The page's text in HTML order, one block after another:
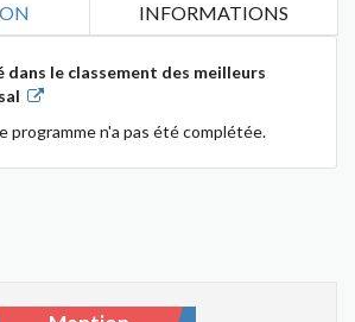
INFORMATIONS
dans le classement des meilleurs
programme n'a pas été complétée.